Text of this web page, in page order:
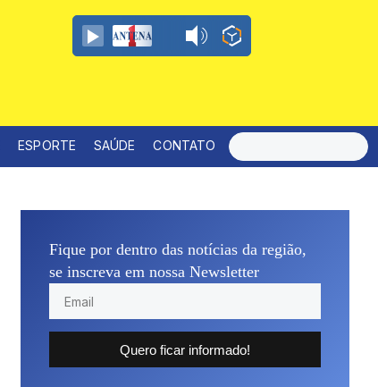
ESPORTE SAÚDE CONTATO
Fique por dentro das notícias da região,
se inscreva em nossa Newsletter
Quero ficar informado!